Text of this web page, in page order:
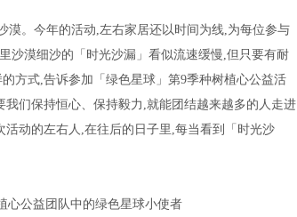
漠。今年的活动,左右家居还以时间为线,为每位参与
漠细沙的「时光沙漏」看似流速缓慢,但只要有耐
方式,告诉参加「绿色星球」第9季种树植心公益活
们保持恒心、保持毅力,就能团结越来越多的人走进
动的左右人,在往后的日子里,每当看到「时光沙
心公益团队中的绿色星球小使者